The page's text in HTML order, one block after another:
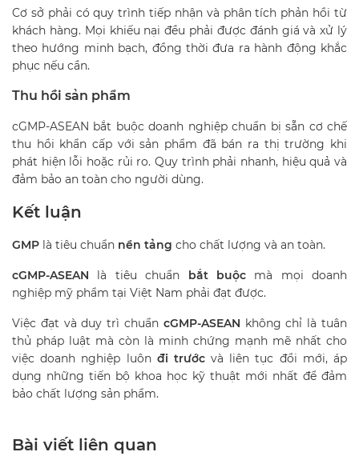
Cơ sở phải có quy trình tiếp nhận và phân tích phản hồi từ
khách hàng. Mọi khiếu nại đều phải được đánh giá và xử lý
theo hướng minh bạch, đồng thời đưa ra hành động khắc
phục nếu cần.
Thu hồi sản phẩm
cGMP-ASEAN bắt buộc doanh nghiệp chuẩn bị sẵn cơ chế
thu hồi khẩn cấp với sản phẩm đã bán ra thị trường khi
phát hiện lỗi hoặc rủi ro. Quy trình phải nhanh, hiệu quả và
đảm bảo an toàn cho người dùng.
Kết luận
GMP là tiêu chuẩn nền tảng cho chất lượng và an toàn.
cGMP-ASEAN là tiêu chuẩn bắt buộcmà mọi doanh
nghiệp mỹ phẩm tại Việt Nam phải đạt được.
Việc đạt và duy trì chuẩn cGMP-ASEAN không chỉ là tuân
thủ pháp luật mà còn là minh chứng mạnh mẽ nhất cho
việc doanh nghiệp luôn đi trướcvà liên tục đổi mới, áp
dụng những tiến bộ khoa học kỹ thuật mới nhất để đảm
bảo chất lượng sản phẩm.
Bài viết liên quan